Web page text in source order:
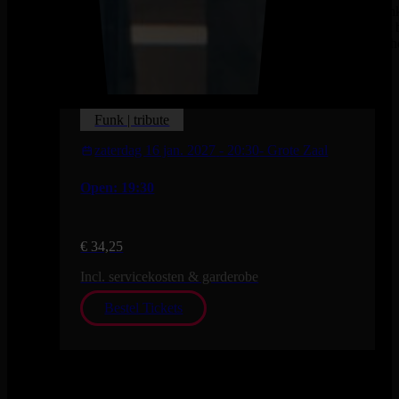
Funk | tribute
zaterdag 16 jan. 2027 - 20:30- Grote Zaal
Open: 19:30
€ 34,25
Incl. servicekosten & garderobe
Bestel Tickets